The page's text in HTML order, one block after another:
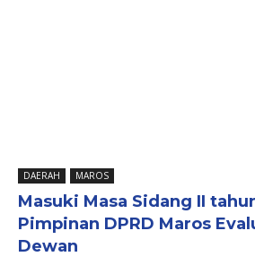
DAERAH MAROS
Masuki Masa Sidang II
Pimpinan DPRD Maros
Dewan